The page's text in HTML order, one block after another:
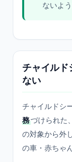
ないよ
チャイルド
ない
チャイルドシ
務づけられた
の対象から外し
の車・赤ちゃ